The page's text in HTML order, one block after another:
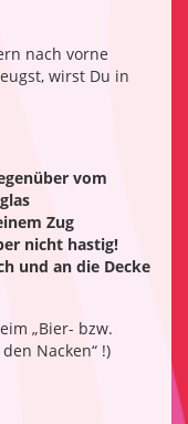
nach vorne
wirst Du in
vom
Zug
nicht hastig!
und an die Decke
„Bier- bzw.
Nacken“ !)